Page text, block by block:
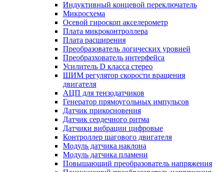
Индуктивный концевой переключатель
Микросхема
Осевой гироскоп акселерометр
Плата микроконтроллера
Плата расширения
Преобразователь логических уровней
Преобразхователь интерфейса
Усилитель D класса стерео
ШИМ регулятор скорости вращения
двигателя
АЦП для тензодатчиков
Генератор прямоугольных импульсов
Датчик прикосновения
Датчик сердечного ритма
Датчики вибрации цифровые
Контроллер шагового двигателя
Модуль датчика наклона
Модуль датчика пламени
Повышающий преобразователь напряжения